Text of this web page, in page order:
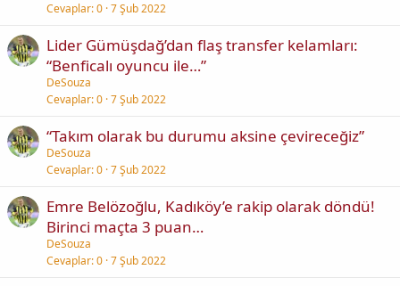
Cevaplar 0 7 Şub 2022
Lider Gümüşdağ’dan flaş transfer kelamları:
“Benficalı oyuncu ile…”
DeSouza
Cevaplar 0 7 Şub 2022
“Takım olarak bu durumu aksine çevireceğiz”
DeSouza
Cevaplar 0 7 Şub 2022
Emre Belözoğlu, Kadıköy’e rakip olarak döndü!
Birinci maçta 3 puan…
DeSouza
Cevaplar 0 7 Şub 2022